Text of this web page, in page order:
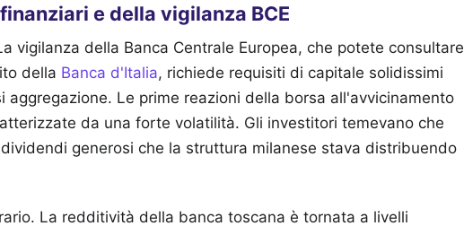
e della vigilanza BCE
vigilanza della Banca Centrale Europea, che potete consultare
della Banca d'Italia, richiede requisiti di capitale solidissimi
aggregazione. Le prime reazioni della borsa all'avvicinamento
da una forte volatilità. Gli investitori temevano che
generosi che la struttura milanese stava distribuendo
La redditività della banca toscana è tornata a livelli